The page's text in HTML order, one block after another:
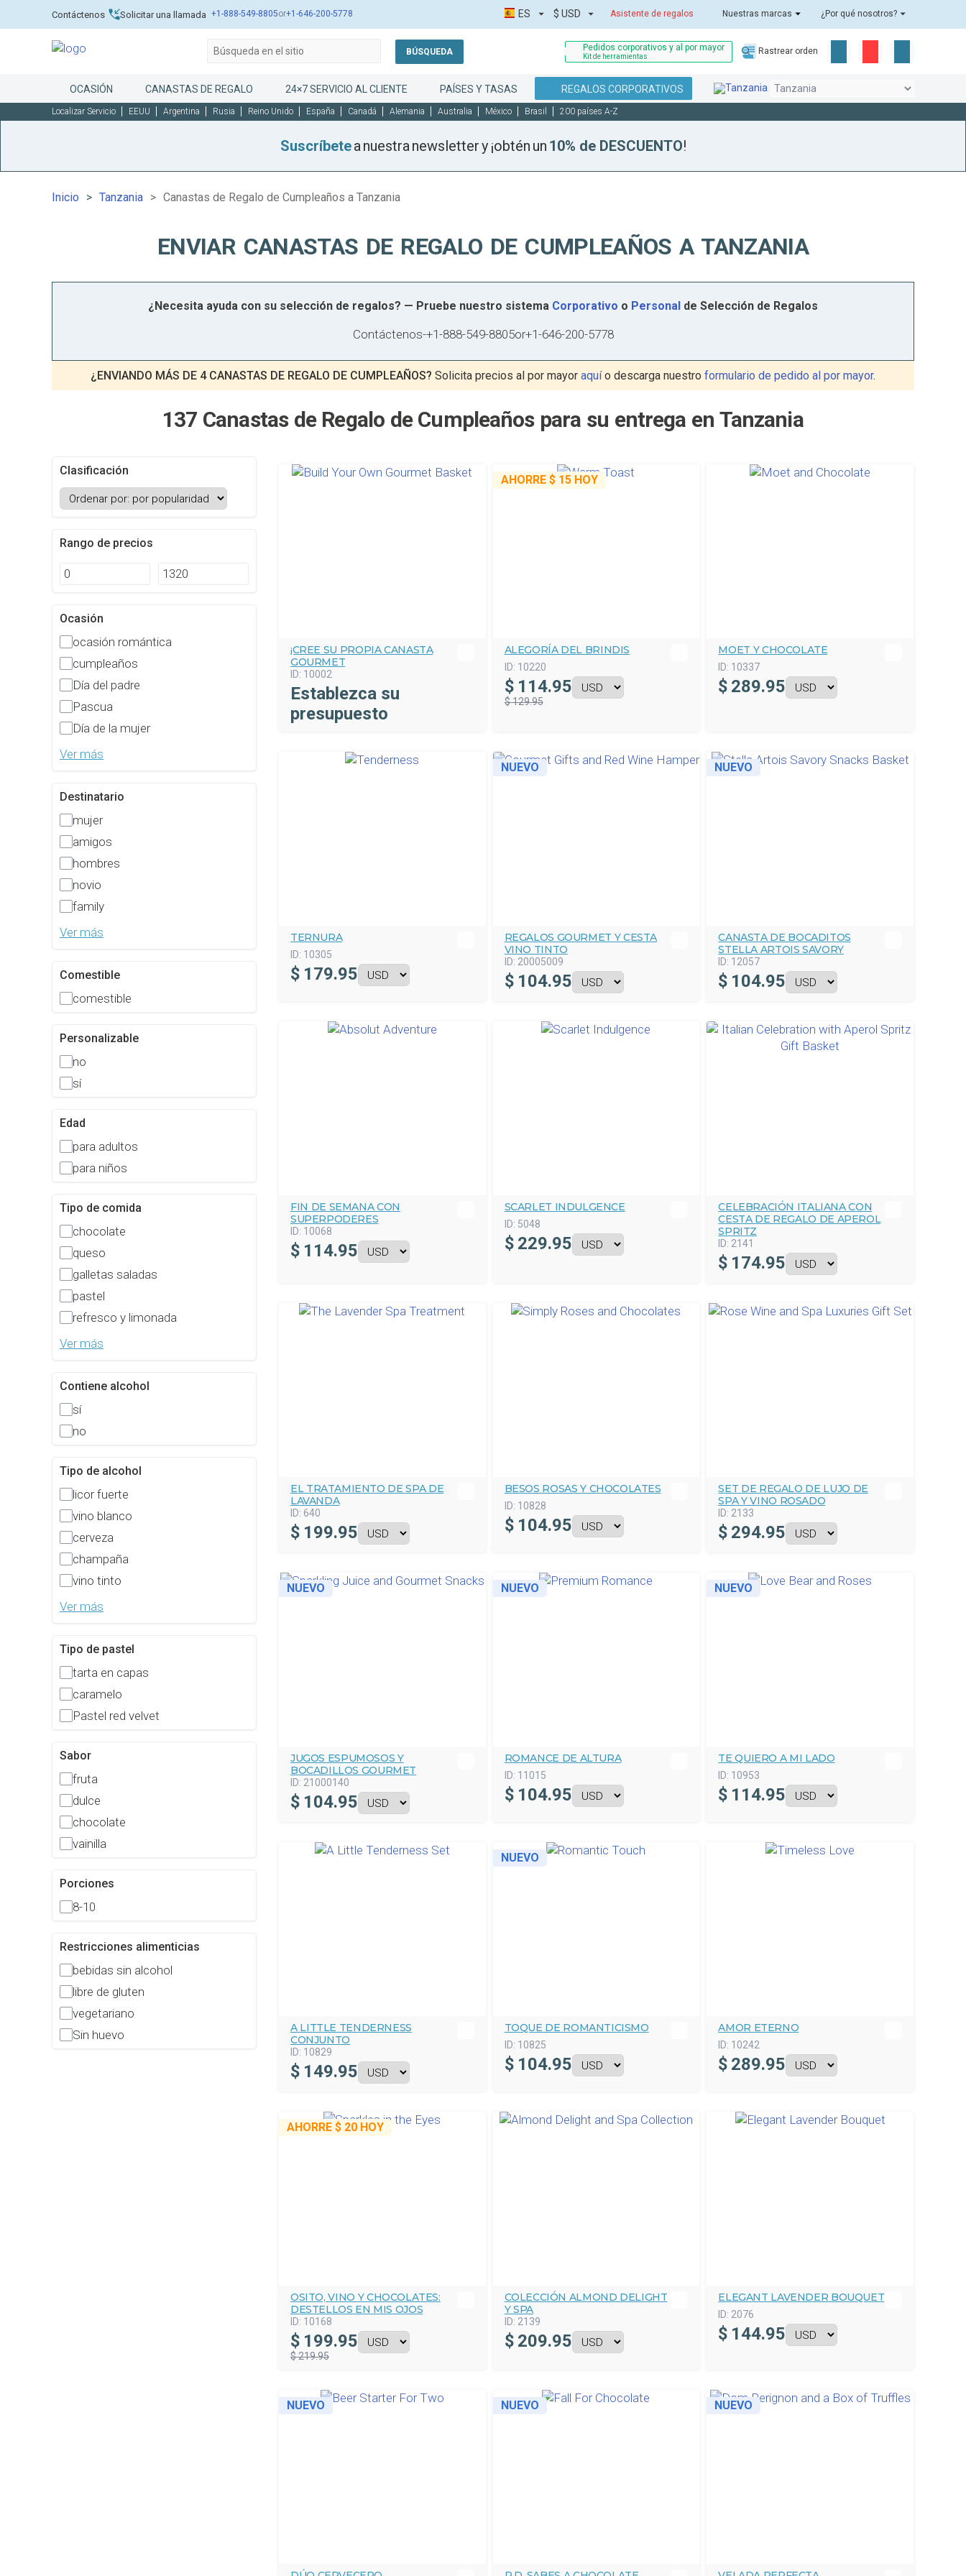
Contáctenos Solicitar una llamada +1-888-549-8805or+1-646-200-5778 Asistente de regalos Nuestras marcas ¿Por qué nosotros?
ES $ USD
BÚSQUEDA Pedidos corporativos y al por mayor
Kit de herramientas
Rastrear orden
OCASIÓN CANASTAS DE REGALO 24×7 SERVICIO AL CLIENTE PAÍSES Y TASAS REGALOS CORPORATIVOS
Localizar Servicio EEUU Argentina Rusia Reino Unido España Canadá Alemania Australia México Brasil 200 países A-Z
Suscríbetea nuestra newsletter y ¡obtén un 10% de DESCUENTO!
Inicio Tanzania Canastas de Regalo de Cumpleaños a Tanzania
ENVIAR CANASTAS DE REGALO DE CUMPLEAÑOS A TANZANIA
¿Necesita ayuda con su selección de regalos? — Pruebe nuestro sistema Corporativo o Personal de Selección de Regalos
Contáctenos-+1-888-549-8805or+1-646-200-5778
¿ENVIANDO MÁS DE 4 CANASTAS DE REGALO DE CUMPLEAÑOS? Solicita precios al por mayor aquío descarga nuestro formulario de pedido al por mayor.
137 Canastas de Regalo de Cumpleaños para su entrega en Tanzania
Clasificación
Rango de precios
Ocasión
ocasión romántica
cumpleaños
Día del padre
Pascua
Día de la mujer
Ver más
Destinatario
mujer
amigos
hombres
novio
family
Ver más
Comestible
comestible
Personalizable
no
sí
Edad
para adultos
para niños
Tipo de comida
chocolate
queso
galletas saladas
pastel
refresco y limonada
Ver más
Contiene alcohol
sí
no
Tipo de alcohol
licor fuerte
vino blanco
cerveza
champaña
vino tinto
Ver más
Tipo de pastel
tarta en capas
caramelo
Pastel red velvet
Sabor
fruta
dulce
chocolate
vainilla
Porciones
8-10
Restricciones alimenticias
bebidas sin alcohol
libre de gluten
vegetariano
Sin huevo
¡CREE SU PROPIA CANASTA
GOURMET
ID: 10002
Establezca su
presupuesto
AHORRE $ 15HOY
ALEGORÍA DEL BRINDIS
ID: 10220
$ 114.95
$ 129.95
MOET Y CHOCOLATE
ID: 10337
$ 289.95
TERNURA
ID: 10305
$ 179.95
NUEVO
REGALOS GOURMET Y CESTA
VINO TINTO
ID: 20005009
$ 104.95
NUEVO
CANASTA DE BOCADITOS
STELLA ARTOIS SAVORY
ID: 12057
$ 104.95
FIN DE SEMANA CON
SUPERPODERES
ID: 10068
$ 114.95
SCARLET INDULGENCE
ID: 5048
$ 229.95
CELEBRACIÓN ITALIANA CON
CESTA DE REGALO DE APEROL
SPRITZ
ID: 2141
$ 174.95
EL TRATAMIENTO DE SPA DE
LAVANDA
ID: 640
$ 199.95
BESOS ROSAS Y CHOCOLATES
ID: 10828
$ 104.95
SET DE REGALO DE LUJO DE
SPA Y VINO ROSADO
ID: 2133
$ 294.95
NUEVO
JUGOS ESPUMOSOS Y
BOCADILLOS GOURMET
ID: 21000140
$ 104.95
NUEVO
ROMANCE DE ALTURA
ID: 11015
$ 104.95
NUEVO
TE QUIERO A MI LADO
ID: 10953
$ 114.95
A LITTLE TENDERNESS
CONJUNTO
ID: 10829
$ 149.95
NUEVO
TOQUE DE ROMANTICISMO
ID: 10825
$ 104.95
AMOR ETERNO
ID: 10242
$ 289.95
AHORRE $ 20 HOY
OSITO, VINO Y CHOCOLATES:
DESTELLOS EN MIS OJOS
ID: 10168
$ 199.95
$ 219.95
COLECCIÓN ALMOND DELIGHT
Y SPA
ID: 2139
$ 209.95
ELEGANT LAVENDER BOUQUET
ID: 2076
$ 144.95
NUEVO NUEVO NUEVO